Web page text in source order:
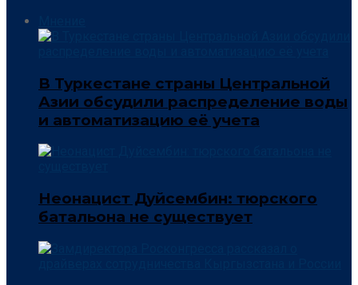
В Туркестане страны Центральной
Азии обсудили распределение воды
и автоматизацию её учета
Неонацист Дуйсембин: тюрского
батальона не существует